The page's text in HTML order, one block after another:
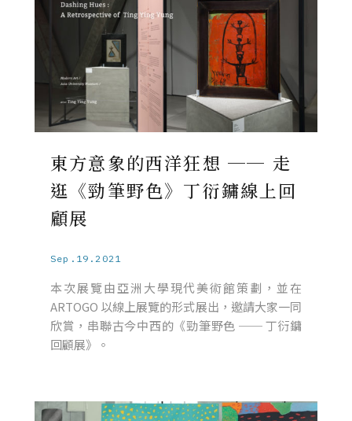
東方意象的西洋狂想 ── 走
逛《勁筆野色》丁衍鏞線上回
顧展
Sep.19.2021
本次展覽由亞洲大學現代美術館策劃，並在
ARTOGO 以線上展覽的形式展出，邀請大家一同
欣賞，串聯古今中西的《勁筆野色 ── 丁衍鏞
回顧展》。